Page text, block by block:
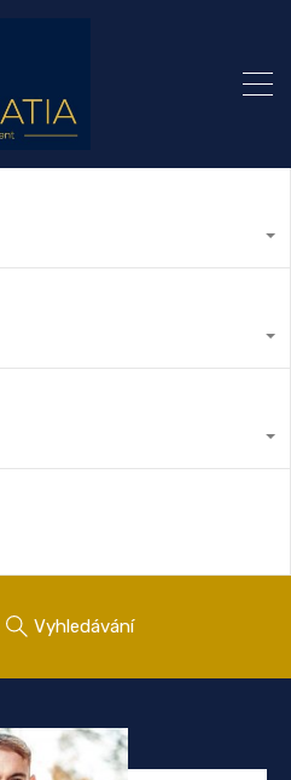
Vyhledávání